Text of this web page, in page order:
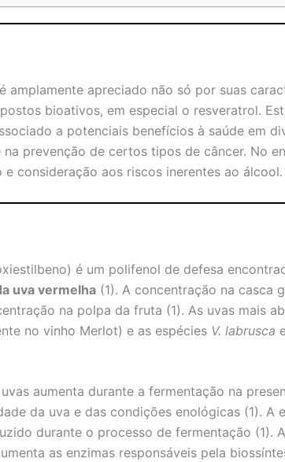
amplamente apreciado não só por suas
bioativos, em especial o resveratrol.
a potenciais benefícios à saúde em
prevenção de certos tipos de câncer. No
consideração aos riscos inerentes ao álcool.
é um polifenol de defesa
uva vermelha (1). A concentração na casca
na polpa da fruta (1). As uvas mais
no vinho Merlot) e as espécies V. labrusca
aumenta durante a fermentação na
da uva e das condições enológicas (1). A
durante o processo de fermentação (1).
as enzimas responsáveis pela